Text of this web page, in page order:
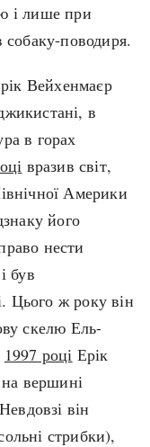
і лише при
собаку-поводиря.
Вейхенмаєр
в
в горах
вразив світ,
Америки
його
нести
і був
Цього ж року він
скелю Ель-
1997 році Ерік
на вершині
він
стрибки),